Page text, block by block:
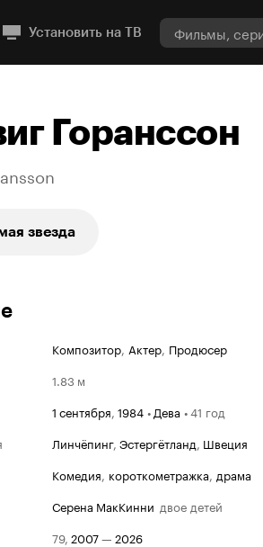
Установить на ТВ
Горанссон
звезда
Композитор, Актер, Продюсер
1.83 м
1 сентября, 1984 • Дева •41 год
Линчёпинг, Эстергётланд, Швеция
комедия, короткометражка, драма
Серена МакКинни двое детей
79, 2007— 2026